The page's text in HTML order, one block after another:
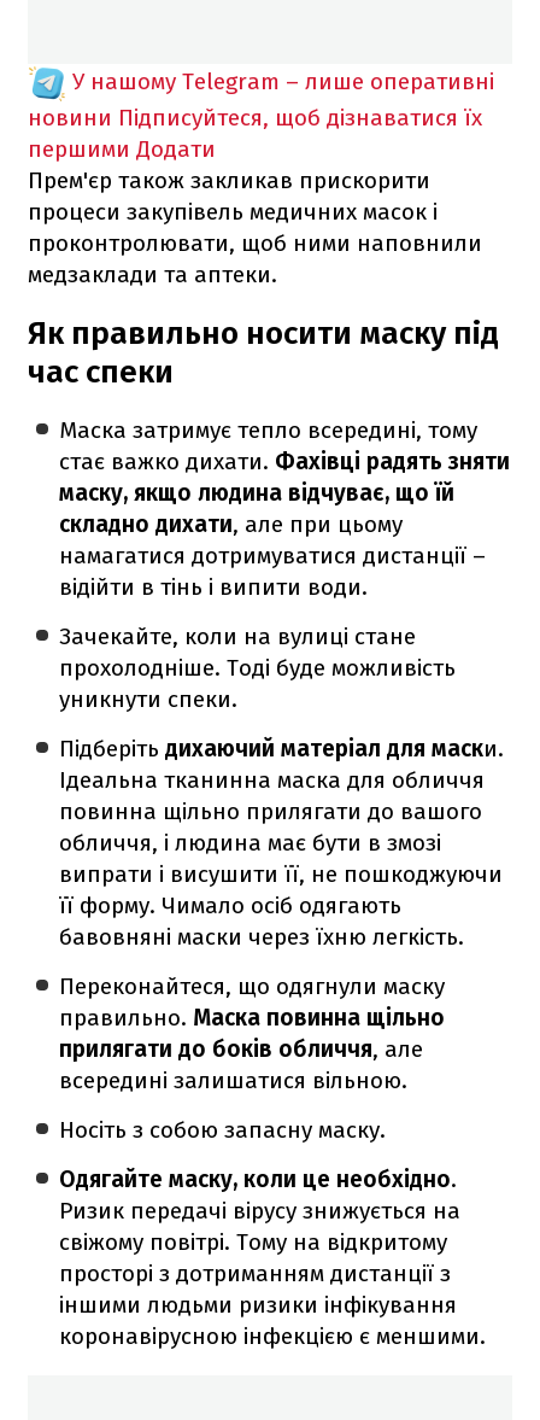
У нашому Telegram – лише оперативні
новини Підписуйтеся, щоб дізнаватися їх
першими Додати
Прем'єр також закликав прискорити
процеси закупівель медичних масок і
проконтролювати, щоб ними наповнили
медзаклади та аптеки.
Як правильно носити маску під
час спеки
Маска затримує тепло всередині, тому
стає важко дихати. Фахівці радять зняти
маску, якщо людина відчуває, що їй
складно дихати, але при цьому
намагатися дотримуватися дистанції –
відійти в тінь і випити води.
Зачекайте, коли на вулиці стане
прохолодніше. Тоді буде можливість
уникнути спеки.
Підберітьдихаючий матеріал для маски.
Ідеальна тканинна маска для обличчя
повинна щільно прилягати до вашого
обличчя, і людина має бути в змозі
випрати і висушити її, не пошкоджуючи
її форму. Чимало осіб одягають
бавовняні маски через їхню легкість.
Переконайтеся, що одягнули маску
правильно. Маска повинна щільно
прилягати до боків обличчя, але
всередині залишатися вільною.
Носіть з собою запасну маску.
Одягайте маску, коли це необхідно.
Ризик передачі вірусу знижується на
свіжому повітрі. Тому на відкритому
просторі з дотриманням дистанції з
іншими людьми ризики інфікування
коронавірусною інфекцією є меншими.